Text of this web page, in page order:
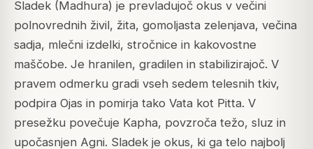
Sladek (Madhura) je prevladujoč okus v večini
polnovrednih živil, žita, gomoljasta zelenjava, večina
sadja, mlečni izdelki, stročnice in kakovostne
maščobe. Je hranilen, gradilen in stabilizirajoč. V
pravem odmerku gradi vseh sedem telesnih tkiv,
podpira Ojas in pomirja tako Vata kot Pitta. V
presežku povečuje Kapha, povzroča težo, sluz in
upočasnjen Agni. Sladek je okus, ki ga telo najbolj